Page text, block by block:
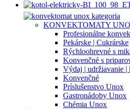
KONVEKTOMATY
Profesionálne
Pekárske | Cukrárske
Rýchloohrevné s
Konvenčné s
Výdaj | udržiavanie |
Konvenčné
Príslušenstvo Unox
Gastronádoby Unox
Chémia Unox